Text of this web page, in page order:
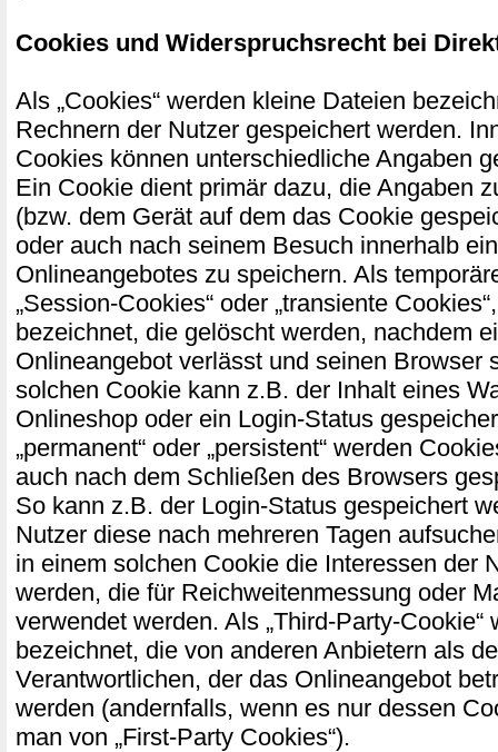
Cookies und Widerspruchsrecht bei
Als „Cookies“ werden kleine Dateien
Rechnern der Nutzer gespeichert werden.
Cookies können unterschiedliche Angaben
Ein Cookie dient primär dazu, die Angaben
(bzw. dem Gerät auf dem das Cookie
oder auch nach seinem Besuch innerhalb
Onlineangebotes zu speichern. Als
„Session-Cookies“ oder „transiente
bezeichnet, die gelöscht werden, nachdem
Onlineangebot verlässt und seinen Browser
solchen Cookie kann z.B. der Inhalt eines
Onlineshop oder ein Login-Status
„permanent“ oder „persistent“ werden
auch nach dem Schließen des Browsers
So kann z.B. der Login-Status gespeichert
Nutzer diese nach mehreren Tagen
in einem solchen Cookie die Interessen der
werden, die für Reichweitenmessung oder
verwendet werden. Als „Third-Party-Cookie“
bezeichnet, die von anderen Anbietern als
Verantwortlichen, der das Onlineangebot
werden (andernfalls, wenn es nur dessen
man von „First-Party Cookies“).